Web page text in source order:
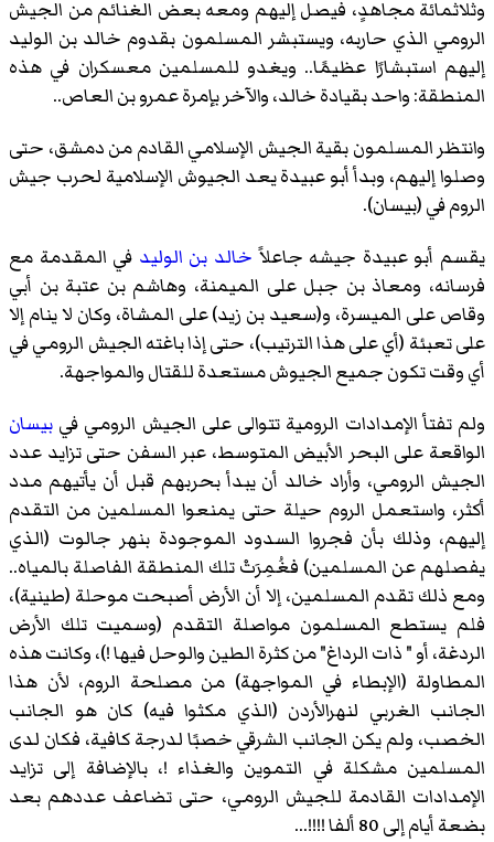
وثلاثمائة مجاهدٍ، فيصل إليهم ومعه بعض الغنائم من الجيش
الرومي الذي حاربه، ويستبشر المسلمون بقدوم خالد بن الوليد
إليهم استبشارًا عظيمًا.. ويغدو للمسلمين معسكران في هذه
المنطقة: واحد بقيادة خالد، والآخر بإمرة عمرو بن العاص..
وانتظر المسلمون بقية الجيش الإسلامي القادم من دمشق، حتى
وصلوا إليهم، وبدأ أبو عبيدة يعد الجيوش الإسلامية لحرب جيش
الروم في (بيسان).
يقسم أبو عبيدة جيشه جاعلاً خالد بن الوليد في المقدمة مع
فرسانه، ومعاذ بن جبل على الميمنة، وهاشم بن عتبة بن أبي
وقاص على الميسرة، و(سعيد بن زيد) على المشاة، وكان لا ينام إلا
على تعبئة (أي على هذا الترتيب)، حتى إذا باغته الجيش الرومي في
أي وقت تكون جميع الجيوش مستعدة للقتال والمواجهة.
ولم تفتأ الإمدادات الرومية تتوالى على الجيش الرومي في بيسان
الواقعة على البحر الأبيض المتوسط، عبر السفن حتى تزايد عدد
الجيش الرومي، وأراد خالد أن يبدأ بحربهم قبل أن يأتيهم مدد
أكثر، واستعمل الروم حيلة حتى يمنعوا المسلمين من التقدم
إليهم، وذلك بأن فجروا السدود الموجودة بنهر جالوت (الذي
يفصلهم عن المسلمين) فغُمِرَتْ تلك المنطقة الفاصلة بالمياه..
ومع ذلك تقدم المسلمين، إلا أن الأرض أصبحت موحلة (طينية)،
فلم يستطع المسلمون مواصلة التقدم (وسميت تلك الأرض
الردغة، أو " ذات الرداغ" من كثرة الطين والوحل فيها !)، وكانت هذه
المطاولة (الإبطاء في المواجهة) من مصلحة الروم، لأن هذا
الجانب الغربي لنهرالأردن (الذي مكثوا فيه) كان هو الجانب
الخصب، ولم يكن الجانب الشرقي خصبًا لدرجة كافية، فكان لدى
المسلمين مشكلة في التموين والغذاء !، بالإضافة إلى تزايد
الإمدادات القادمة للجيش الرومي، حتى تضاعف عددهم بعد
بضعة أيام إلى 80 ألفا !!!!...